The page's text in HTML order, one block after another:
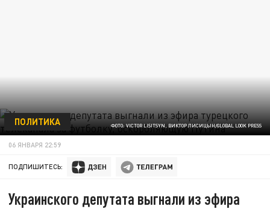
ФОТО: VICTOR LISITSYN, ВИКТОР ЛИСИЦЫН/GLOBAL LOOK PRESS
ПОЛИТИКА
06 ЯНВАРЯ 22:59
ПОДПИШИТЕСЬ:
Украинского депутата выгнали из эфира